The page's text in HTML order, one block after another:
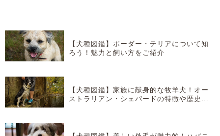
【犬種図鑑】ボーダー・テリアについて知
ろう！魅力と飼い方をご紹介
【犬種図鑑】家族に献身的な牧羊犬！オー
ストラリアン・シェパードの特徴や歴史な